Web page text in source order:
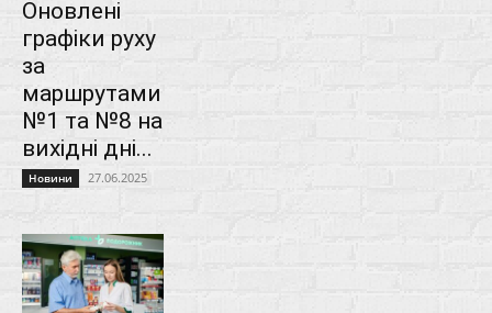
Оновлені
графіки руху
за
маршрутами
№1 та №8 на
вихідні дні...
Новини 27.06.2025